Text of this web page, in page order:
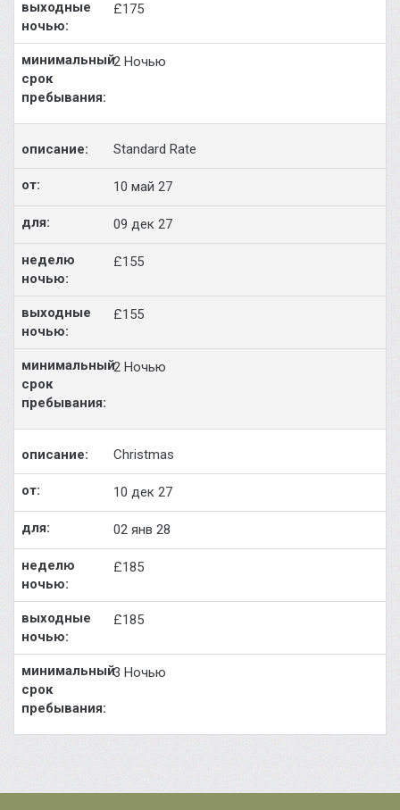
£175
2 Ночью
Standard Rate
10 май 27
09 дек 27
£155
£155
2 Ночью
Christmas
10 дек 27
02 янв 28
£185
£185
3 Ночью